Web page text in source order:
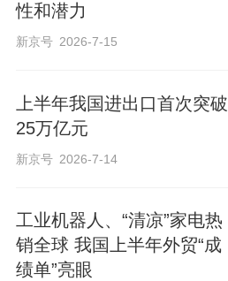
性和潜力
新京号 2026-7-15
上半年我国进出口首次突破
25万亿元
新京号 2026-7-14
工业机器人、“清凉”家电热
销全球 我国上半年外贸“成
绩单”亮眼